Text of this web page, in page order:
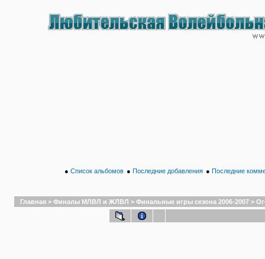
● Список альбомов ● Последние добавления ● Последние
Главная > Финалы МЛВЛ и ЖЛВЛ > Финальные игры сезона 2006-2007 >